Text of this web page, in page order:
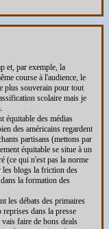
et, par exemple, la
course à l'audience, le
plus souverain pour tout
scolaire mais je
équitable des médias
des américains regardent
partisans (mettons par
équitable se situe à un
(ce qui n'est pas la norme
les blogs la friction des
la formation des
les débats des primaires
reprises dans la presse
faire de bons deals